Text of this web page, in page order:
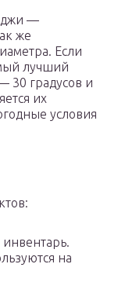
—
же
Если
лучший
30 градусов и
их
условия
на